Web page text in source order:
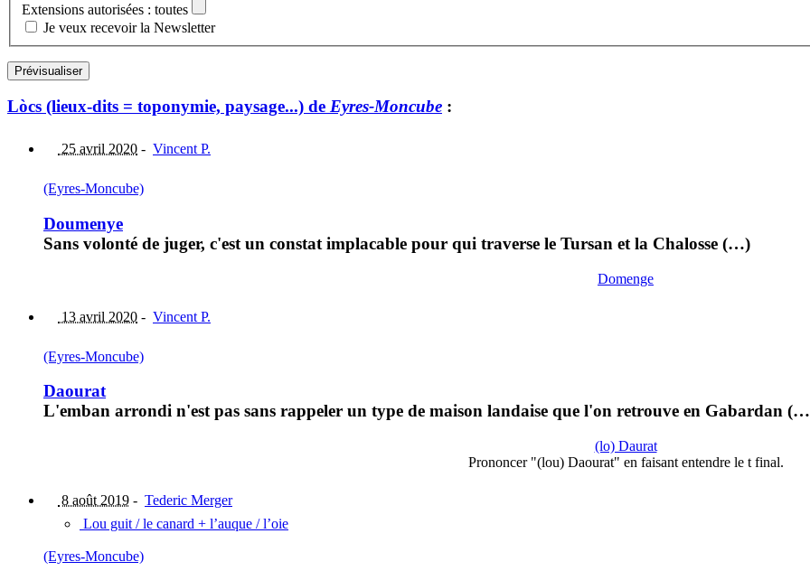
Extensions autorisées : toutes
Je veux recevoir la Newsletter
Lòcs (lieux-dits = toponymie, paysage...) de Eyres-Moncube :
25 avril 2020 - Vincent P.
(Eyres-Moncube)
Doumenye
Sans volonté de juger, c'est un constat implacable pour qui traverse le Tursan et la Chalosse (…)
Domenge
13 avril 2020 - Vincent P.
(Eyres-Moncube)
Daourat
L'emban arrondi n'est pas sans rappeler un type de maison landaise que l'on retrouve en Gabardan
(lo) Daurat
Prononcer "(lou) Daourat" en faisant entendre le t final.
8 août 2019 - Tederic Merger
Lou guit / le canard + l’auque / l’oie
(Eyres-Moncube)